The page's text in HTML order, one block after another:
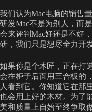
我们认为Mac电脑的销售
研发Mac不是为别人，而
会来评判Mac好还是不好
研，我们只是想尽全力开
如果你是个木匠，正在打
会在柜子后面用三合板的
人看到它。你知道它在那
也会用上好的木材。为了
美和质量上自始至终争取